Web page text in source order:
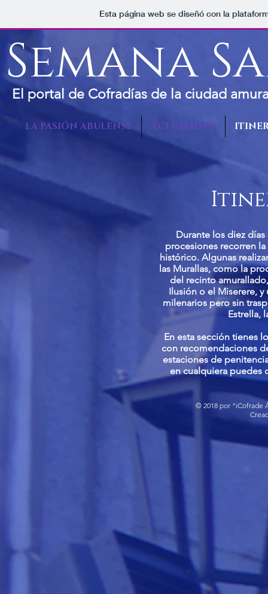
Esta página web se diseñó con la
Semana
El portal de Cofradías de la ciudad
LA PASIÓN ABULENSE ACTUALIDAD
Durante los diez
procesiones recorren
histórico. Algunas
las Murallas, como la
del recinto
Ilusión o el Miserere, y
milenarios pero sin
Estrella,
En esta sección tienes
con recomendaciones
estaciones de
en cualquiera puedes
© 2018 por "iCofrade